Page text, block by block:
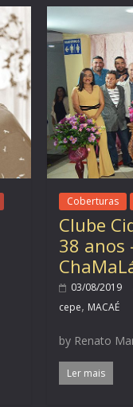
Coberturas
Clube
38 anos
03/08/2019
cepe, MACAÉ
by Renato
Ler mais